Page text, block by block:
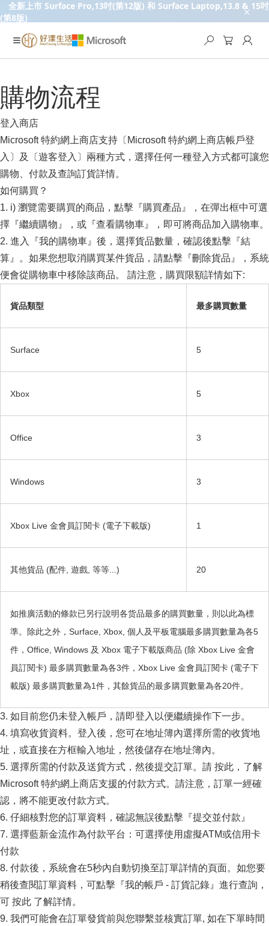
全新上市 Surface Pro,13吋(第12版) 和 Surface Laptop,13.8 & 15吋
(第8版)
購物流程
登入商店
Microsoft 特約網上商店支持〔Microsoft 特約網上商店帳戶登
入〕及〔遊客登入〕兩種方式，選擇任何一種登入方式都可讓您
購物、付款及查詢訂貨詳情。
如何購買？
1. i) 瀏覽需要購買的商品，點擊『購買產品』，在彈出框中可選
擇『繼續購物』，或『查看購物車』，即可將商品加入購物車。
2. 進入『我的購物車』後，選擇貨品數量，確認後點擊『結
算』。如果您想取消購買某件貨品，請點擊『刪除貨品』，系統
便會從購物車中移除該商品。 請注意，購買限額詳情如下:
貨品類型 最多購買數量
Surface 5
Xbox 5
Office 3
Windows 3
Xbox Live 金會員訂閱卡 (電子下載版) 1
其他貨品 (配件, 遊戲, 等等...) 20
如推廣活動的條款已另行說明各货品最多的購買數量，則以此為標
準。除此之外，Surface, Xbox, 個人及平板電腦最多購買數量為各5
件，Office, Windows 及 Xbox 電子下載版商品 (除 Xbox Live 金會
員訂閱卡) 最多購買數量為各3件，Xbox Live 金會員訂閱卡 (電子下
載版) 最多購買數量為1件，其餘貨品的最多購買數量為各20件。
3. 如目前您仍未登入帳戶，請即登入以便繼續操作下一步。
4. 填寫收貨資料。登入後，您可在地址簿內選擇所需的收貨地
址，或直接在方框輸入地址，然後儲存在地址簿內。
5. 選擇所需的付款及送貨方式，然後提交訂單。請 按此，了解
Microsoft 特約網上商店支援的付款方式。請注意，訂單一經確
認，將不能更改付款方式。
6. 仔細核對您的訂單資料，確認無誤後點擊『提交並付款』
7. 選擇藍新金流作為付款平台：可選擇使用虛擬ATM或信用卡
付款
8. 付款後，系統會在5秒內自動切換至訂單詳情的頁面。如您要
稍後查閱訂單資料，可點擊『我的帳戶 - 訂貨記錄』進行查詢，
可 按此 了解詳情。
9. 我們可能會在訂單發貨前與您聯繫並核實訂單, 如在下單時間